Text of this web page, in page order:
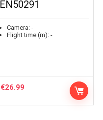
EN50291
Camera: -
Flight time (m): -
€26.99